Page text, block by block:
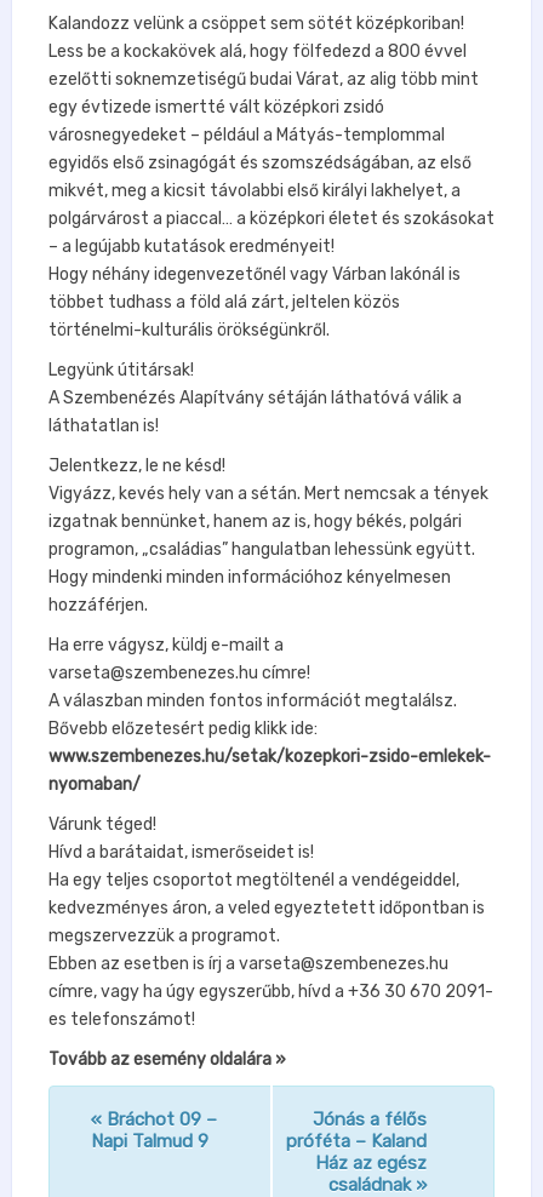
Kalandozz velünk a csöppet sem sötét középkoriban!
Less be a kockakövek alá, hogy fölfedezd a 800 évvel
ezelőtti soknemzetiségű budai Várat, az alig több mint
egy évtizede ismertté vált középkori zsidó
városnegyedeket – például a Mátyás-templommal
egyidős első zsinagógát és szomszédságában, az első
mikvét, meg a kicsit távolabbi első királyi lakhelyet, a
polgárvárost a piaccal… a középkori életet és szokásokat
– a legújabb kutatások eredményeit!
Hogy néhány idegenvezetőnél vagy Várban lakónál is
többet tudhass a föld alá zárt, jeltelen közös
történelmi-kulturális örökségünkről.
Legyünk útitársak!
A Szembenézés Alapítvány sétáján láthatóvá válik a
láthatatlan is!
Jelentkezz, le ne késd!
Vigyázz, kevés hely van a sétán. Mert nemcsak a tények
izgatnak bennünket, hanem az is, hogy békés, polgári
programon, „családias” hangulatban lehessünk együtt.
Hogy mindenki minden információhoz kényelmesen
hozzáférjen.
Ha erre vágysz, küldj e-mailt a
varseta@szembenezes.hu címre!
A válaszban minden fontos információt megtalálsz.
Bővebb előzetesért pedig klikk ide:
www.szembenezes.hu/setak/kozepkori-zsido-emlekek-
nyomaban/
Várunk téged!
Hívd a barátaidat, ismerőseidet is!
Ha egy teljes csoportot megtöltenél a vendégeiddel,
kedvezményes áron, a veled egyeztetett időpontban is
megszervezzük a programot.
Ebben az esetben is írj a varseta@szembenezes.hu
címre, vagy ha úgy egyszerűbb, hívd a +36 30 670 2091-
es telefonszámot!
Tovább az esemény oldalára »
« Bráchot 09 –
Napi Talmud 9
Jónás a félős
próféta – Kaland
Ház az egész
családnak »